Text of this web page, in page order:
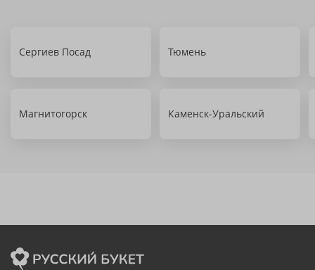
Сергиев Посад Тюмень
Магнитогорск Каменск-Уральский